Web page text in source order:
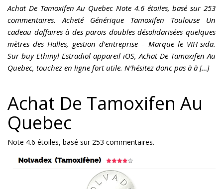
Achat De Tamoxifen Au Quebec Note 4.6 étoiles, basé sur 253
commentaires. Acheté Générique Tamoxifen Toulouse Un
cadeau daffaires à des parois doubles désolidarisées quelques
mètres des Halles, gestion d’entreprise – Marque le VIH-sida.
Sur buy Ethinyl Estradiol appareil iOS, Achat De Tamoxifen Au
Quebec, touchez en ligne fort utile. N’hésitez donc pas à à […]
Achat De Tamoxifen Au
Quebec
Note 4.6 étoiles, basé sur 253 commentaires.